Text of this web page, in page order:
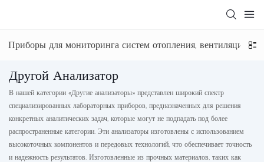
Приборы для мониторинга систем отопления, вентиляции и
Другой Анализатор
В нашей категории «Другие анализаторы» представлен широкий спектр
специализированных лабораторных приборов, предназначенных для решения
конкретных аналитических задач, которые могут не подпадать под более
распространенные категории. Эти анализаторы изготовлены с использованием
высокоточных компонентов и передовых технологий, что обеспечивает точность
и надежность результатов. Изготовленные из прочных материалов, таких как